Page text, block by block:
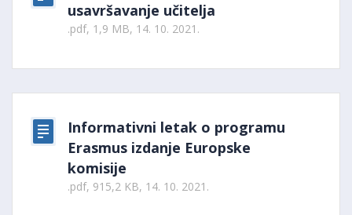
usavršavanje učitelja
.pdf, 1,9 MB, 14. 10. 2021.
Informativni letak o programu
Erasmus izdanje Europske
komisije
.pdf, 915,2 KB, 14. 10. 2021.